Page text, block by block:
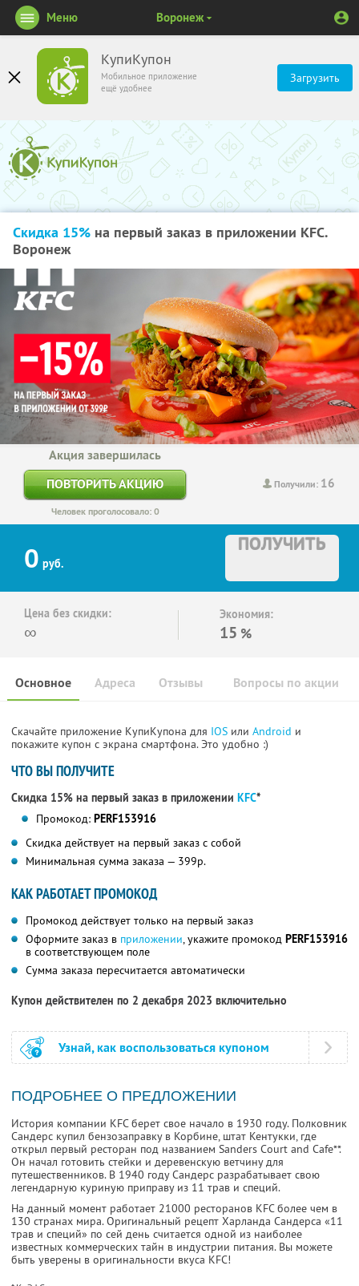
КупиКупон
Мобильное приложение
ещё удобнее
Загрузить
Меню Воронеж
Скидка 15% на первый заказ в приложении KFC.
Воронеж
Получили: 16
Акция завершилась
ПОВТОРИТЬ АКЦИЮ
Человек проголосовало: 0
0 руб.
ПОЛУЧИТЬ
Цена без скидки:
∞
Экономия:
15 %
Основное Отзывы Вопросы по акции
Адреса
Скачайте приложение КупиКупона для IOS или Android и
покажите купон с экрана смартфона. Это удобно :)
ЧТО ВЫ ПОЛУЧИТЕ
Скидка 15% на первый заказ в приложении KFC*
Промокод: PERF153916
Скидка действует на первый заказ с собой
Минимальная сумма заказа — 399р.
КАК РАБОТАЕТ ПРОМОКОД
Промокод действует только на первый заказ
Оформите заказ в приложении, укажите промокод PERF153916
в соответствующем поле
Сумма заказа пересчитается автоматически
Купон действителен по 2 декабря 2023 включительно
Узнай, как воспользоваться купоном
ПОДРОБНЕЕ О ПРЕДЛОЖЕНИИ
История компании KFC берет свое начало в 1930 году. Полковник
Сандерс купил бензозаправку в Корбине, штат Кентукки, где
открыл первый ресторан под названием Sanders Court and Cafe**.
Он начал готовить стейки и деревенскую ветчину для
путешественников. В 1940 году Сандерс разрабатывает свою
легендарную куриную приправу из 11 трав и специй.
На данный момент работает 21000 ресторанов KFC более чем в
130 странах мира. Оригинальный рецепт Харланда Сандерса «11
трав и специй» по сей день считается одной из наиболее
известных коммерческих тайн в индустрии питания. Вы можете
быть уверены в оригинальности вкуса KFC!